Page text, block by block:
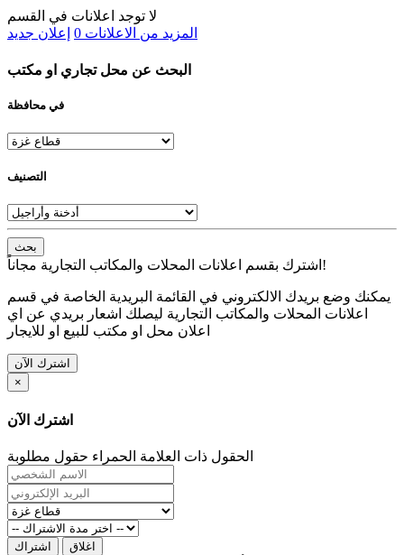
لا توجد اعلانات في القسم
المزيد من الاعلانات 0 إعلان جديد
البحث عن محل تجاري او مكتب
في محافظة
التصنيف
بحث
اشترك بقسم اعلانات المحلات والمكاتب التجارية مجاناً!
يمكنك وضع بريدك الالكتروني في القائمة البريدية الخاصة في قسم
اعلانات المحلات والمكاتب التجارية ليصلك اشعار بريدي عن اي
اعلان محل او مكتب للبيع او للايجار
اشترك الآن
×
اشترك الآن
الحقول ذات العلامة الحمراء حقول مطلوبة
اشتراك اغلاق